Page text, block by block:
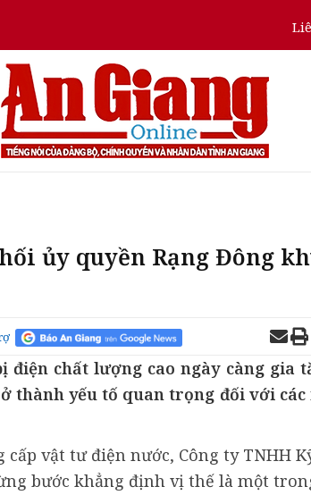
ủy quyền Rạng Đông
chất lượng cao ngày càng gia
thành yếu tố quan trọng đối với các
vật tư điện nước, Công ty TNHH
bước khẳng định vị thế là một